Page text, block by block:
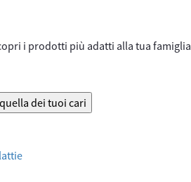
i prodotti più adatti alla tua
dei tuoi cari